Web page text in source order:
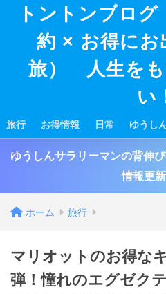
トントンブロ
約 × お得にお
旅） 人生をも
い
旅行 お得情報 日常 ゆうし
ゆうしんサラリーマンの背伸
情報更新
ホーム 旅行
マリオットのお得な
弾！憧れのエグゼク